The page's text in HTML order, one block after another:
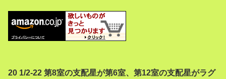
20 1/2-22 第8室の支配星が第6室、第12室の支配星がラグ